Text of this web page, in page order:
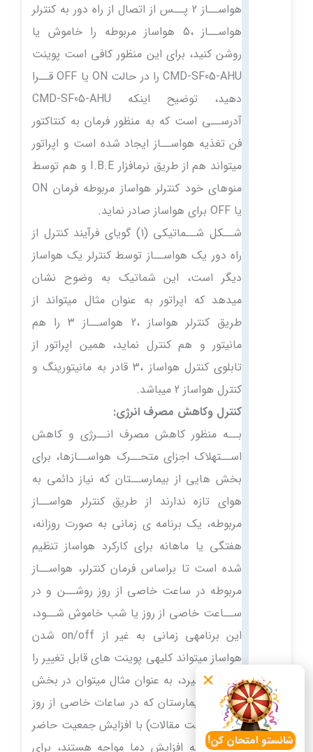
هواســاز 2 پــس از اتصال از راه دور به کنترلر
هواســاز ،5 هواساز مربوطه را خاموش یا
روشن کنید، برای این منظور کافی است پوینت
CMD-SF05-AHU را در حالت ON یا OFF قــرا
دهید، توضیح اینکه CMD-SF05-AHU
آدرســی است که به منظور فرمان به کنتاکتور
فن تغذیه هواســاز ایجاد شده است و اپراتور
میتواند هم از طریق نرمافزار I.B.E و هم توسط
منوهای خود کنترلر هواساز مربوطه فرمان ON
یا OFF برای هواساز صادر نماید.
شــکل شــماتیکی (1) گویای فرآیند کنترل از
راه دور یک هواســاز توسط کنترلر یک هواساز
دیگر است، این شماتیک به وضوح نشان
میدهد که اپراتور به عنوان مثال میتواند از
طریق کنترلر هواساز ،2 هواســاز 3 را هم
مانیتور و هم کنترل نماید، همین اپراتور از
تابلوی کنترل هواساز ،3 قادر به مانیتورینگ و
کنترل هواساز 2 میباشد.
کنترل وکاهش مصرف انرژی:
بــه منظور کاهش مصرف انــرژی و کاهش
اســتهلاک اجزای متحــرک هواســازها، برای
بخش هایی از بیمارســتان که نیاز دائمی به
هوای تازه ندارند از طریق کنترلر هواســاز
مربوطه، یک برنامه ی زمانی به صورت روزانه،
هفتگی یا ماهانه برای کارکرد هواساز تنظیم
شده است تا براساس فرمان کنترلر، هواســاز
مربوطه در ساعت خاصی از روز روشــن و در
ســاعت خاصی از روز یا شب خاموش شــود،
این برنامهی زمانی به غیر از on/off شدن
هواساز میتواند کلیهی پوینت های قابل تغییر را
نیــز دربرگیرد، به عنوان مثال میتوان در بخش
هایی از بیمارستان که در ساعات خاصی از روز
(مانند ساعت مقالات) با افزایش جمعیت حاضر
و در نتیجه افزایش دما مواجه هستند، برایشانستو امتحان کن!